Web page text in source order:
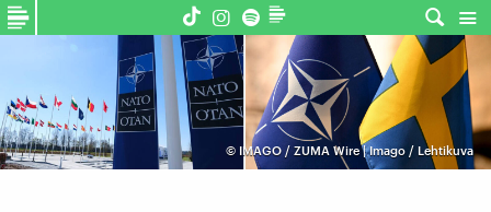
© IMAGO / ZUMA Wire | Imago / Lehtikuva